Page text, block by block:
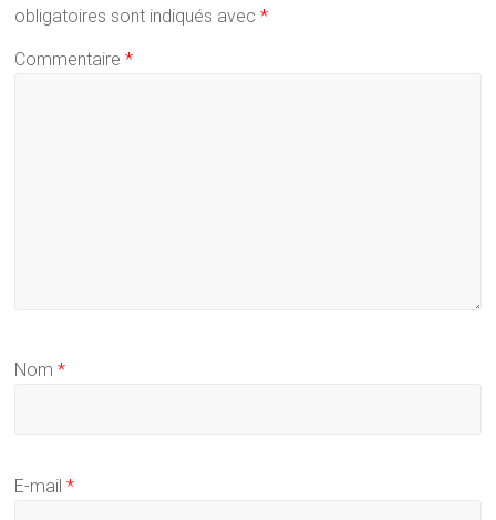
obligatoires sont indiqués avec*
Commentaire*
Nom*
E-mail*